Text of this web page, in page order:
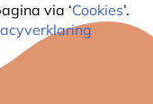
via ‘Cookies’.